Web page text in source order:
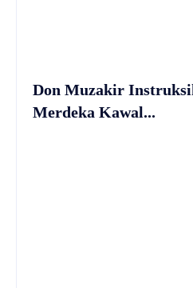
Don Muzakir
Merdeka Kawal...